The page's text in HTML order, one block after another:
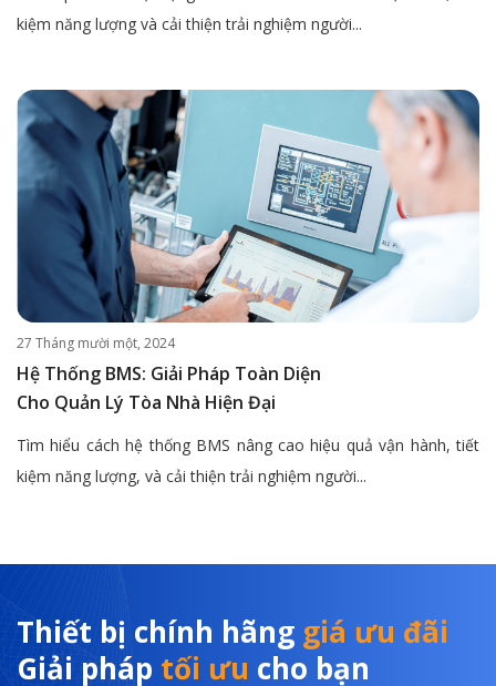
kiệm năng lượng và cải thiện trải nghiệm người...
27 Tháng mười một, 2024
Hệ Thống BMS: Giải Pháp Toàn Diện
Cho Quản Lý Tòa Nhà Hiện Đại
Tìm hiểu cách hệ thống BMS nâng cao hiệu quả vận hành, tiết
kiệm năng lượng, và cải thiện trải nghiệm người...
Thiết bị chính hãng giá ưu đãi
Giải pháp tối ưu cho bạn